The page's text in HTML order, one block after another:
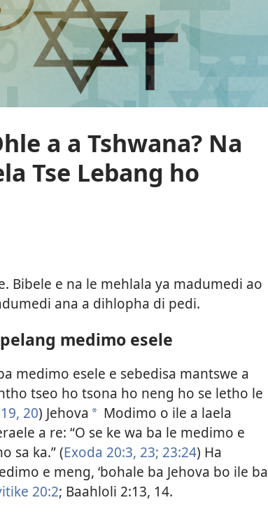
a a Tshwana? Na
Tse Lebang ho
Bibele e na le mehlala ya madumedi ao
ana a dihlopha di pedi.
medimo esele
medimo esele e sebedisa mantswe a
tseo ho tsona ho neng ho se letho le
20) Jehova a Modimo o ile a laela
a re: “O se ke wa ba le medimo e
sa ka.” (Exoda 20:​3, 23; 23:​24) Ha
e meng, ‘bohale ba Jehova bo ile ba
20:2; Baahloli 2:​13, 14.